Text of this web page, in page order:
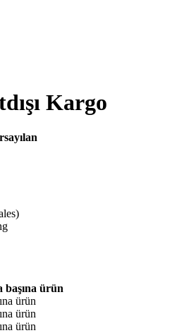
Kargo
başına ürün
ürün
ürün
ürün